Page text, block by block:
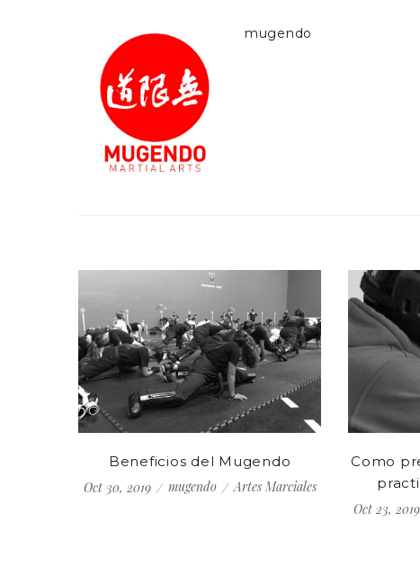
mugendo
Beneficios del Mugendo
Oct 30, 2019
mugendo Artes Marciales
Como
Oct 23, 2019